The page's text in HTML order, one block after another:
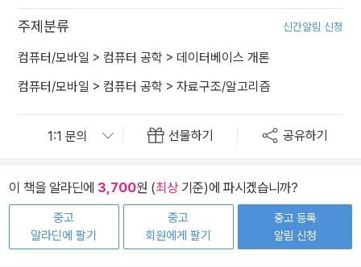
주제분류 신간알림 신청
컴퓨터/모바일 > 컴퓨터 공학 > 데이터베이스 개론
컴퓨터/모바일 > 컴퓨터 공학 > 자료구조/알고리즘
선물하기 공유하기
이 책을 알라딘에 3,700원 (최상기준)에 파시겠습니까?
중고
알라딘에 팔기
중고
회원에게 팔기
중고 등록
알림 신청